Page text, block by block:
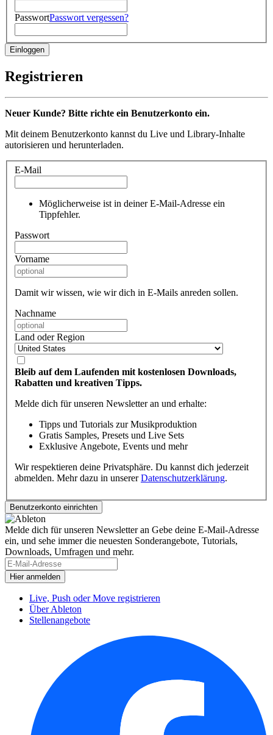
PasswortPasswort vergessen?
Registrieren
Neuer Kunde? Bitte richte ein Benutzerkonto ein.
Mit deinem Benutzerkonto kannst du Live und Library-Inhalte
autorisieren und herunterladen.
E-Mail
Möglicherweise ist in deiner E-Mail-Adresse ein
Tippfehler.
Passwort
Vorname
Damit wir wissen, wie wir dich in E-Mails anreden sollen.
Nachname
Land oder Region
Bleib auf dem Laufenden mit kostenlosen Downloads,
Rabatten und kreativen Tipps.
Melde dich für unseren Newsletter an und erhalte:
Tipps und Tutorials zur Musikproduktion
Gratis Samples, Presets und Live Sets
Exklusive Angebote, Events und mehr
Wir respektieren deine Privatsphäre. Du kannst dich jederzeit
abmelden. Mehr dazu in unsererDatenschutzerklärung.
Melde dich für unseren Newsletter an Gebe deine E-Mail-Adresse
ein, und sehe immer die neuesten Sonderangebote, Tutorials,
Downloads, Umfragen und mehr.
Live, Push oder Move registrieren
Über Ableton
Stellenangebote